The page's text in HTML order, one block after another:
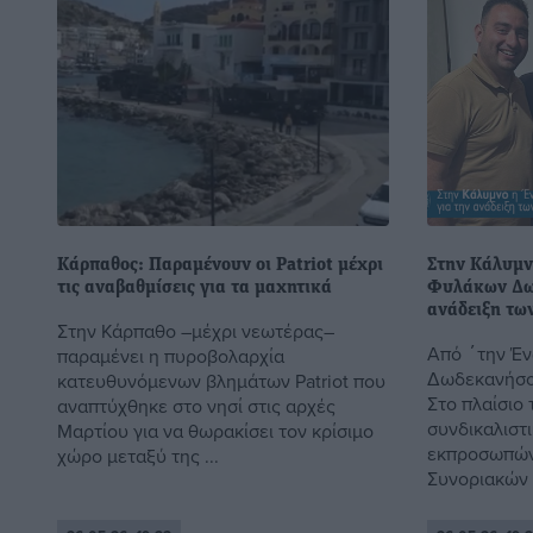
Κάρπαθος: Παραμένουν οι Patriot μέχρι
τις αναβαθμίσεις για τα μαχητικά
Στην Κάρπαθο –μέχρι νεωτέρας–
παραμένει η πυροβολαρχία
κατευθυνόμενων βλημάτων Patriot που
αναπτύχθηκε στο νησί στις αρχές
Μαρτίου για να θωρακίσει τον κρίσιμο
χώρο μεταξύ της ...
Στην
Φυλάκων
ανάδειξη
Από ΄την
Στο πλαίσιο